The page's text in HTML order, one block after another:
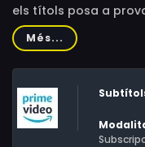
els títols posa a
cada any. La
per formar una
una dècada que pot
escriure una nova
història del futbol.
Més...